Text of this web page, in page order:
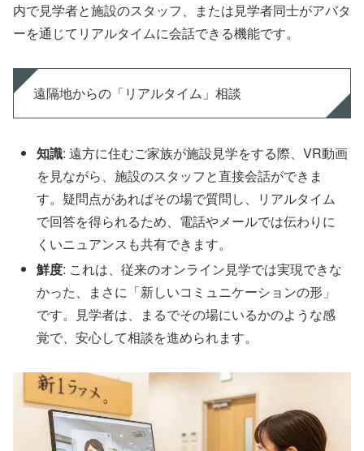
内で見学者と施設のスタッフ、または見学者同士がアバタ
ーを通じてリアルタイムに会話できる機能です。
遠隔地からの「リアルタイム」相談
知識: 遠方に住むご家族が施設見学をする際、VR動画
を見ながら、施設のスタッフと直接会話ができま
す。疑問点があればその場で質問し、リアルタイム
で回答を得られるため、電話やメールでは伝わりに
くいニュアンスも共有できます。
鮮度: これは、従来のオンライン見学では実現できな
かった、まさに「新しいコミュニケーションの形」
です。見学者は、まるでその場にいるかのような感
覚で、安心して相談を進められます。